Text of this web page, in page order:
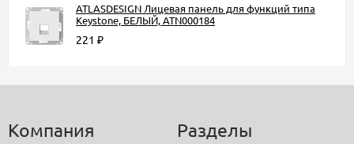
ATLASDESIGN Лицевая панель для функций типа
Keystone, БЕЛЫЙ, ATN000184
221 ₽
Компания Разделы